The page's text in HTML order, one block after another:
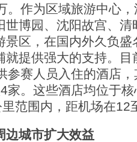
。作为区域旅游中心
世博园、沈阳故宫、
景区，在国内外久负
就提供强大的支持。
参赛人员入住的酒店
家。这些酒店均位于
范围内，距机场在12
边城市扩大效益